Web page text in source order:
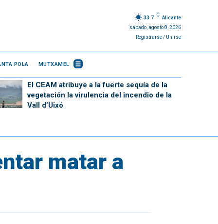
33.7
C
Alicante
sábado, agosto 8, 2026
Registrarse / Unirse
POLA MUTXAMEL
El CEAM atribuye a la fuerte sequía de la
vegetación la virulencia del incendio de la
Vall d’Uixó
matar a